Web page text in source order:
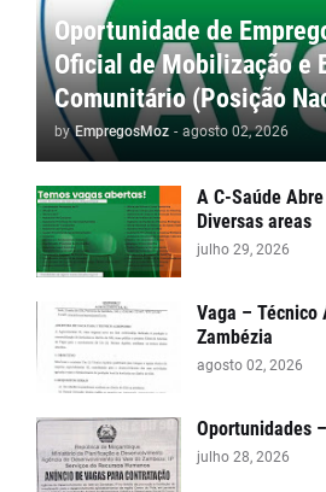
Oportunidade de
Oficial de Mobilização e
Comunitário (Posição
by EmpregosMoz - agosto 02, 2026
A C-Saúde
Diversas areas
julho 29, 2026
Vaga – Técnico
Zambézia
agosto 02, 2026
Oportunidades
julho 28, 2026